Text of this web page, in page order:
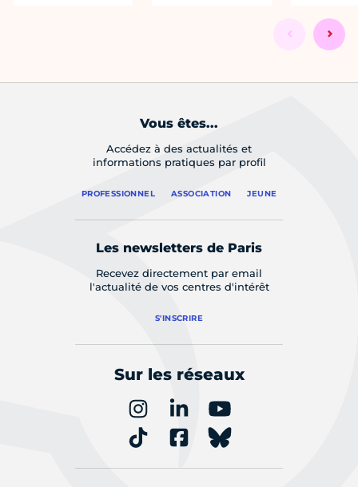
Vous êtes...
Accédez à des actualités et
informations pratiques par profil
PROFESSIONNEL ASSOCIATION JEUNE
Les newsletters de Paris
Recevez directement par email
l'actualité de vos centres d'intérêt
S'INSCRIRE
Sur les réseaux